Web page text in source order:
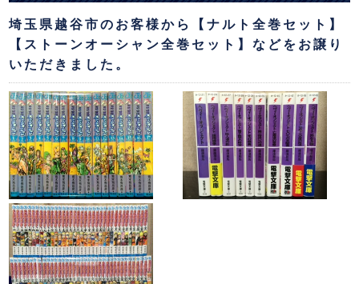
埼玉県越谷市のお客様から【ナルト全巻セット】
【ストーンオーシャン全巻セット】などをお譲り
いただきました。